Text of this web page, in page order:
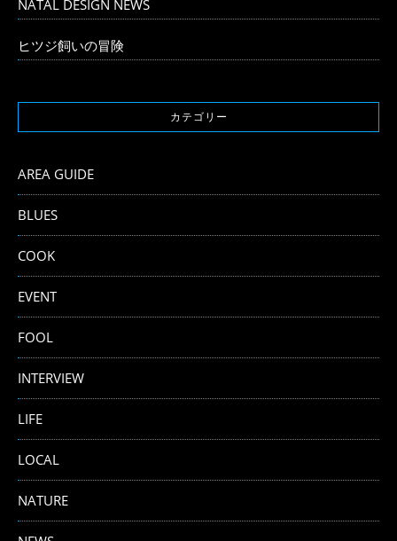
NATAL DESIGN NEWS
ヒツジ飼いの冒険
カテゴリー
AREA GUIDE
BLUES
COOK
EVENT
FOOL
INTERVIEW
LIFE
LOCAL
NATURE